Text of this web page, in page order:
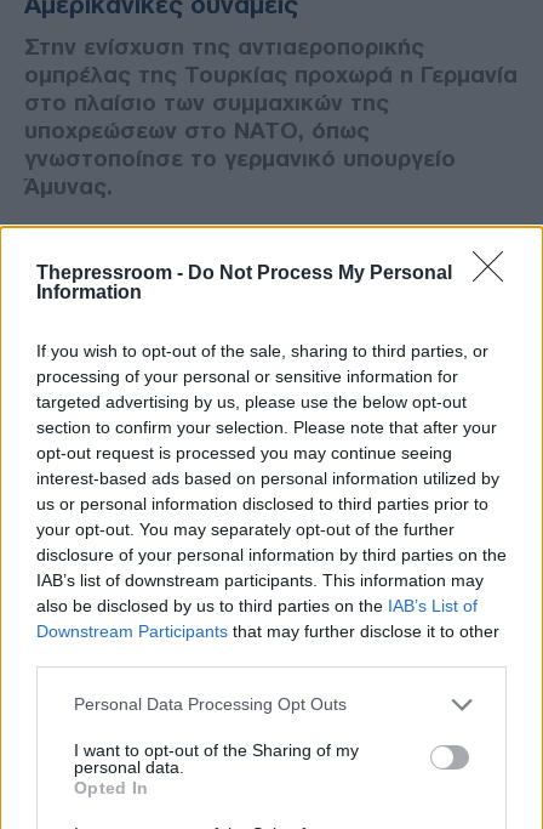
Thepressroom - Do Not Process My Personal
Information
If you wish to opt-out of the sale, sharing to third parties, or
processing of your personal or sensitive information for
targeted advertising by us, please use the below opt-out
section to confirm your selection. Please note that after your
opt-out request is processed you may continue seeing
interest-based ads based on personal information utilized by
us or personal information disclosed to third parties prior to
your opt-out. You may separately opt-out of the further
disclosure of your personal information by third parties on the
IAB’s list of downstream participants. This information may
also be disclosed by us to third parties on the IAB’s List of
Downstream Participants that may further disclose it to other
Please note that this website/app uses one or more Google
not limited to your visit or usage behaviour. You may click to
grant or deny consent to Google and its third-party tags to
use your data for below specified purposes in below Google
Personal Data Processing Opt Outs
I want to opt-out of the Sharing of my
personal data.
Opted In
Στην ενίσχυση της αντιαεροπορικής
ομπρέλας της Τουρκίας προχωρά η Γερμανία
στο πλαίσιο των συμμαχικών της
υποχρεώσεων στο ΝΑΤΟ, όπως
γνωστοποίησε το γερμανικό υπουργείο
Άμυνας.
ΔΙΕΘΝΗ
22/10/2020 - 11:30
Επιβεβαίωσε η Τουρκία η δοκιμή των S-
400 - Θέλει να αγοράσει και «Πάτριοτ»
από τις ΗΠΑ
θα αγοράσει και «Πάτριοτ» από τις ΗΠΑ